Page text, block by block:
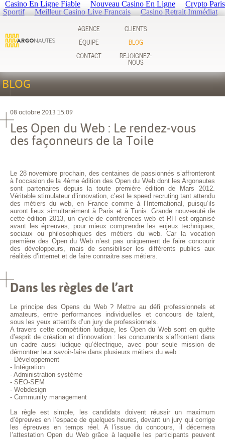
Casino En Ligne Fiable Nouveau Casino En Ligne
Crypto Paris
Sportif
Meilleur Casino Live Francais Casino Retrait Immédiat
AGENCE
CLIENTS
ÉQUIPE
BLOG
CONTACT
REJOIGNEZ-
NOUS
BLOG
08 octobre 2013 15:09
Les Open du Web : Le rendez-vous
des façonneurs de la Toile
Le 28 novembre prochain, des centaines de passionnés s’affronteront
à l’occasion de la 4ème édition des Open du Web dont les Argonautes
sont partenaires depuis la toute première édition de Mars 2012.
Véritable stimulateur d’innovation, c’est le speed recruting tant attendu
des métiers du web, en France comme à l’International, puisqu’ils
auront lieux simultanément à Paris et à Tunis. Grande nouveauté de
cette édition 2013, un cycle de conférences web et RH est organisé
avant les épreuves, pour mieux comprendre les enjeux techniques,
sociaux ou philosophiques des métiers du web. Car la vocation
première des Open du Web n’est pas uniquement de faire concourir
des développeurs, mais de sensibiliser les différents publics aux
réalités d’internet et de faire connaitre ses métiers.
Dans les règles de l’art
Le principe des Opens du Web ? Mettre au défi professionnels et
amateurs, entre performances individuelles et concours de talent,
sous les yeux attentifs d’un jury de professionnels.
A travers cette compétition ludique, les Open du Web sont en quête
d’esprit de création et d’innovation : les concurrents s’affrontent dans
un cadre aussi ludique qu’électrique, avec pour seule mission de
démontrer leur savoir-faire dans plusieurs métiers du web :
- Développement
- Intégration
- Administration système
- SEO-SEM
- Webdesign
- Community management
La règle est simple, les candidats doivent réussir un maximum
d’épreuves en l’espace de quelques heures, devant un jury qui corrige
les épreuves en temps réel. A l’issue du concours, il décernera
l’attestation Open du Web grâce à laquelle les participants peuvent